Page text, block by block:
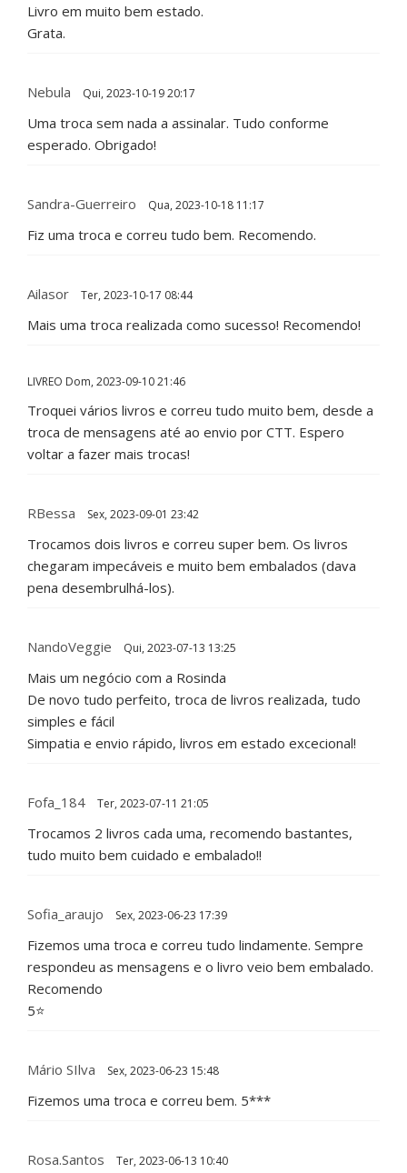
Livro em muito bem estado.
Grata.
Nebula Qui, 2023-10-19 20:17
Uma troca sem nada a assinalar. Tudo conforme
esperado. Obrigado!
Sandra-Guerreiro Qua, 2023-10-18 11:17
Fiz uma troca e correu tudo bem. Recomendo.
Ailasor Ter, 2023-10-17 08:44
Mais uma troca realizada como sucesso! Recomendo!
LIVREO Dom, 2023-09-10 21:46
Troquei vários livros e correu tudo muito bem, desde a
troca de mensagens até ao envio por CTT. Espero
voltar a fazer mais trocas!
RBessa Sex, 2023-09-01 23:42
Trocamos dois livros e correu super bem. Os livros
chegaram impecáveis e muito bem embalados (dava
pena desembrulhá-los).
NandoVeggie Qui, 2023-07-13 13:25
Mais um negócio com a Rosinda
De novo tudo perfeito, troca de livros realizada, tudo
simples e fácil
Simpatia e envio rápido, livros em estado excecional!
Fofa_184 Ter, 2023-07-11 21:05
Trocamos 2 livros cada uma, recomendo bastantes,
tudo muito bem cuidado e embalado!!
Sofia_araujo Sex, 2023-06-23 17:39
Fizemos uma troca e correu tudo lindamente. Sempre
respondeu as mensagens e o livro veio bem embalado.
Recomendo
5⭐
Mário SIlva Sex, 2023-06-23 15:48
Fizemos uma troca e correu bem. 5***
Rosa.santos Ter, 2023-06-13 10:40